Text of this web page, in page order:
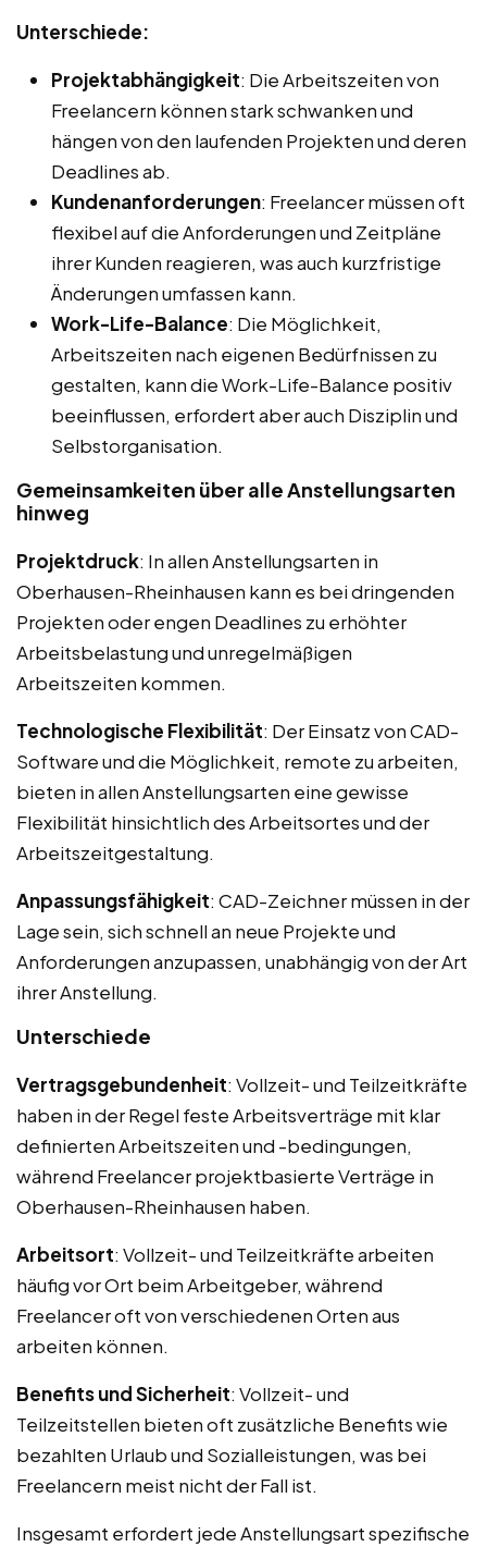
Unterschiede:
Projektabhängigkeit: Die Arbeitszeiten von
Freelancern können stark schwanken und
hängen von den laufenden Projekten und deren
Deadlines ab.
Kundenanforderungen: Freelancer müssen oft
flexibel auf die Anforderungen und Zeitpläne
ihrer Kunden reagieren, was auch kurzfristige
Änderungen umfassen kann.
Work-Life-Balance: Die Möglichkeit,
Arbeitszeiten nach eigenen Bedürfnissen zu
gestalten, kann die Work-Life-Balance positiv
beeinflussen, erfordert aber auch Disziplin und
Selbstorganisation.
Gemeinsamkeiten über alle Anstellungsarten
hinweg
Projektdruck: In allen Anstellungsarten in
Oberhausen-Rheinhausen kann es bei dringenden
Projekten oder engen Deadlines zu erhöhter
Arbeitsbelastung und unregelmäßigen
Arbeitszeiten kommen.
Technologische Flexibilität: Der Einsatz von CAD-
Software und die Möglichkeit, remote zu arbeiten,
bieten in allen Anstellungsarten eine gewisse
Flexibilität hinsichtlich des Arbeitsortes und der
Arbeitszeitgestaltung.
Anpassungsfähigkeit: CAD-Zeichner müssen in der
Lage sein, sich schnell an neue Projekte und
Anforderungen anzupassen, unabhängig von der Art
ihrer Anstellung.
Unterschiede
Vertragsgebundenheit: Vollzeit- und Teilzeitkräfte
haben in der Regel feste Arbeitsverträge mit klar
definierten Arbeitszeiten und -bedingungen,
während Freelancer projektbasierte Verträge in
Oberhausen-Rheinhausen haben.
Arbeitsort: Vollzeit- und Teilzeitkräfte arbeiten
häufig vor Ort beim Arbeitgeber, während
Freelancer oft von verschiedenen Orten aus
arbeiten können.
Benefits und Sicherheit: Vollzeit- und
Teilzeitstellen bieten oft zusätzliche Benefits wie
bezahlten Urlaub und Sozialleistungen, was bei
Freelancern meist nicht der Fall ist.
Insgesamt erfordert jede Anstellungsart spezifische